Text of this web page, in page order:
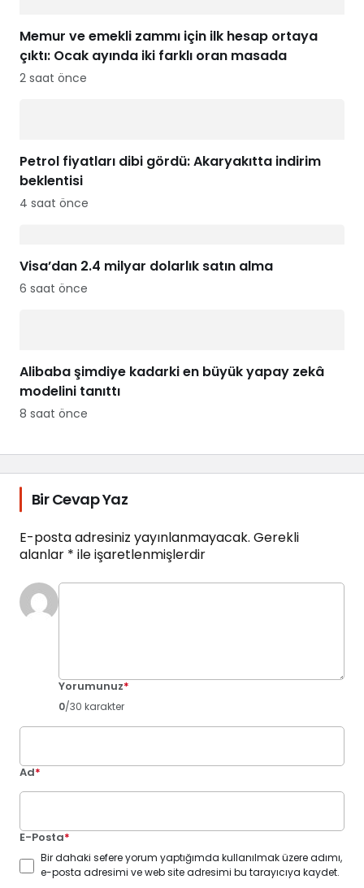
Memur ve emekli zammı için ilk hesap ortaya
çıktı: Ocak ayında iki farklı oran masada
2 saat önce
Petrol fiyatları dibi gördü: Akaryakıtta indirim
beklentisi
4 saat önce
Visa’dan 2.4 milyar dolarlık satın alma
6 saat önce
Alibaba şimdiye kadarki en büyük yapay zekâ
modelini tanıttı
8 saat önce
Bir Cevap Yaz
E-posta adresiniz yayınlanmayacak. Gerekli
alanlar * ile işaretlenmişlerdir
Yorumunuz*
0/30 karakter
Ad*
E-Posta*
Bir dahaki sefere yorum yaptığımda kullanılmak üzere adımı,
e-posta adresimi ve web site adresimi bu tarayıcıya kaydet.